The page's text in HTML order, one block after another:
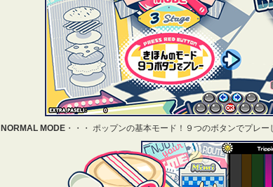
NORMAL MODE ・・・ ポップンの基本モード！９つのボタンでプレー